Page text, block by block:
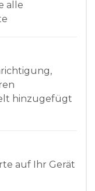
alle
hinzugefügt
auf Ihr Gerät